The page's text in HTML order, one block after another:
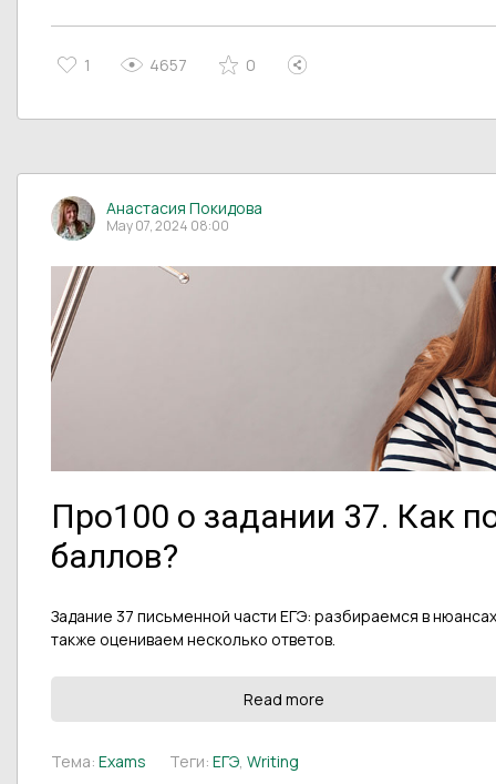
1 4657 0
Анастасия Покидова
May 07, 2024 08:00
Про100 о задании 37. Как
баллов?
Задание 37 письменной части ЕГЭ: разбираемся в
также оцениваем несколько ответов.
Read more
Тема: Exams Теги: ЕГЭ, Writing